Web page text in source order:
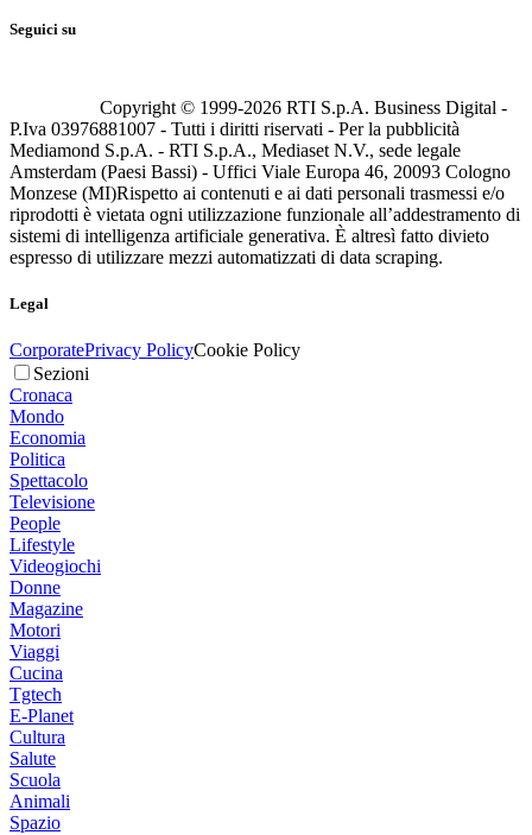
Seguici su
Copyright © 1999-2026 RTI S.p.A. Business Digital -
P.Iva 03976881007 - Tutti i diritti riservati - Per la pubblicità
Mediamond S.p.A. - RTI S.p.A., Mediaset N.V., sede legale
Amsterdam (Paesi Bassi) - Uffici Viale Europa 46, 20093 Cologno
Monzese (MI)Rispetto ai contenuti e ai dati personali trasmessi e/o
riprodotti è vietata ogni utilizzazione funzionale all’addestramento di
sistemi di intelligenza artificiale generativa. È altresì fatto divieto
espresso di utilizzare mezzi automatizzati di data scraping.
Legal
CorporatePrivacy PolicyCookie Policy
Sezioni
Cronaca
Mondo
Economia
Politica
Spettacolo
Televisione
People
Lifestyle
Videogiochi
Donne
Magazine
Motori
Viaggi
Cucina
Tgtech
E-Planet
Cultura
Salute
Scuola
Animali
Spazio